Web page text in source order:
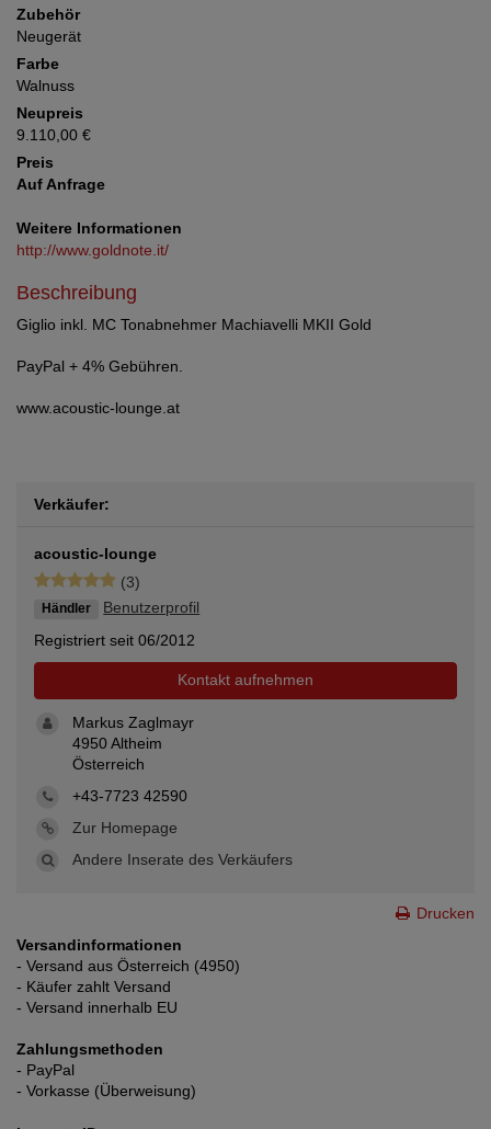
Zubehör
Neugerät
Farbe
Walnuss
Neupreis
9.110,00 €
Preis
Auf Anfrage
Weitere Informationen
http://www.goldnote.it/
Beschreibung
Giglio inkl. MC Tonabnehmer Machiavelli MKII Gold
PayPal + 4% Gebühren.
www.acoustic-lounge.at
Verkäufer:
acoustic-lounge
(3)
Händler
Benutzerprofil
Registriert seit 06/2012
Kontakt aufnehmen
Markus Zaglmayr
4950 Altheim
Österreich
+43-7723 42590
Zur Homepage
Andere Inserate des Verkäufers
Drucken
Versandinformationen
- Versand aus Österreich (4950)
- Käufer zahlt Versand
- Versand innerhalb EU
Zahlungsmethoden
- PayPal
- Vorkasse (Überweisung)